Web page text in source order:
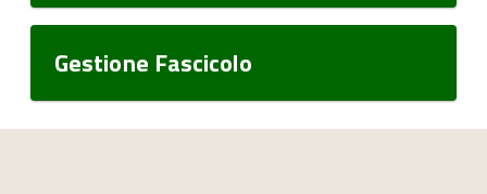
Gestione Fascicolo